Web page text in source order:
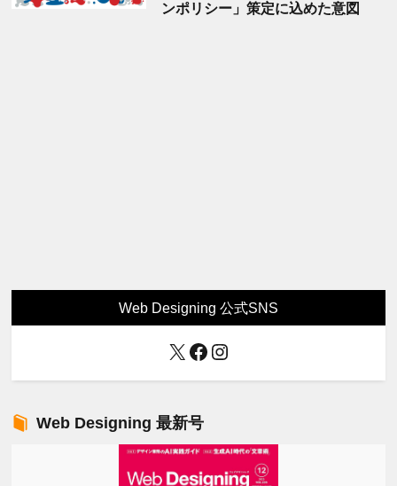
ンポリシー」策定に込めた意図
Web Designing 公式SNS
X Facebook
Instagram
Web Designing 最新号